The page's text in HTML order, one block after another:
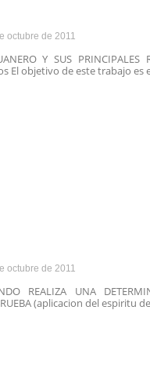
octubre de 2011
Y SUS PRINCIPALES
El objetivo de este trabajo es
octubre de 2011
REALIZA UNA
(aplicacion del espiritu